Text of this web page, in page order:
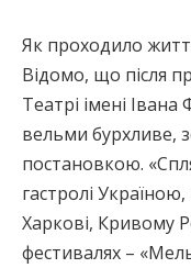
Як проходило
Відомо, що після
Театрі імені
вельми бурхливе,
постановкою.
гастролі
Харкові, Кривому
фестивалях –